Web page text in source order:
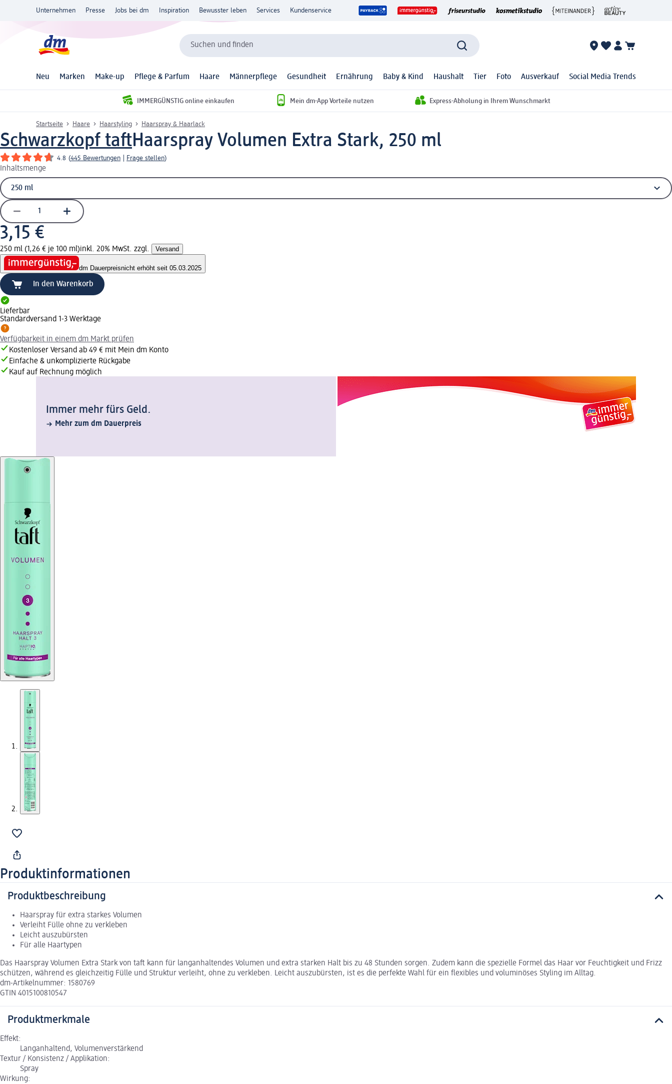
Unternehmen Presse Jobs bei dm Inspiration Bewusster leben Services Kundenservice
Suchen und finden
Neu Marken Make-up Pflege & Parfum Haare Männerpflege Gesundheit Ernährung Baby & Kind Haushalt Tier Foto Ausverkauf Social Media Trends
IMMERGÜNSTIG online einkaufen Mein dm-App Vorteile nutzen Express-Abholung in Ihrem Wunschmarkt
Startseite Haare Haarstyling Haarspray & Haarlack
Schwarzkopf taftHaarspray Volumen Extra Stark, 250 ml
4.8 (445 Bewertungen Frage stellen)
Inhaltsmenge
3,15 €
250 ml (1,26 € je 100 ml)inkl. 20% MwSt. zzgl. Versand
dm Dauerpreisnicht erhöht seit 05.03.2025
In den Warenkorb
Lieferbar
Standardversand 1-3 Werktage
Verfügbarkeit in einem dm Markt prüfen
Kostenloser Versand ab 49 € mit Mein dm Konto
Einfache & unkomplizierte Rückgabe
Kauf auf Rechnung möglich
Immer mehr fürs Geld.
Mehr zum dm Dauerpreis
Produktinformationen
Produktbeschreibung
Haarspray für extra starkes Volumen
Verleiht Fülle ohne zu verkleben
Leicht auszubürsten
Für alle Haartypen
Das Haarspray Volumen Extra Stark von taft kann für langanhaltendes Volumen und extra starken Halt bis zu 48 Stunden sorgen. Zudem kann die spezielle Formel das Haar vor Feuchtigkeit und Frizz
schützen, während es gleichzeitig Fülle und Struktur verleiht, ohne zu verkleben. Leicht auszubürsten, ist es die perfekte Wahl für ein flexibles und voluminöses Styling im Alltag.
dm-Artikelnummer: 1580769
GTIN 4015100810547
Produktmerkmale
Effekt:
Langanhaltend, Volumenverstärkend
Textur / Konsistenz / Applikation:
Spray
Wirkung: